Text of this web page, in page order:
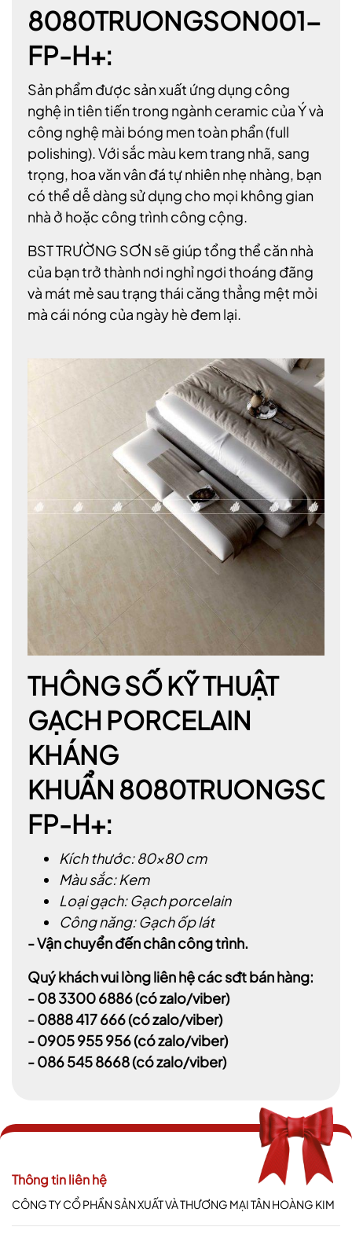
8080TRUONGSON001-
FP-H+:
Sản phẩm được sản xuất ứng dụng công
nghệ in tiên tiến trong ngành ceramic của Ý và
công nghệ mài bóng men toàn phẩn (full
polishing). Với sắc màu kem trang nhã, sang
trọng, hoa văn vân đá tự nhiên nhẹ nhàng, bạn
có thể dễ dàng sử dụng cho mọi không gian
nhà ở hoặc công trình công cộng.
BST TRƯỜNG SƠN sẽ giúp tổng thể căn nhà
của bạn trở thành nơi nghỉ ngơi thoáng đãng
và mát mẻ sau trạng thái căng thẳng mệt mỏi
mà cái nóng của ngày hè đem lại.
THÔNG SỐ KỸ THUẬT
GẠCH PORCELAIN
KHÁNG
KHUẨN
FP-H+:
Kích thước: 80×80 cm
Màu sắc: Kem
Loại gạch: Gạch porcelain
Công năng: Gạch ốp lát
- Vận chuyển đến chân công trình.
Quý khách vui lòng liên hệ các sđt bán hàng:
-08 3300 6886(có zalo/viber)
-0888 417 666(có zalo/viber)
-0905 955 956(có zalo/viber)
- 086 545 8668(có zalo/viber)
Thông tin liên hệ
CÔNG TY CỔ PHẦN SẢN XUẤT VÀ THƯƠNG MẠI TÂN HOÀNG KIM